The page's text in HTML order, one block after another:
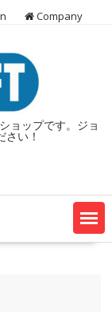
Company
ョップです。ジョ
さい！